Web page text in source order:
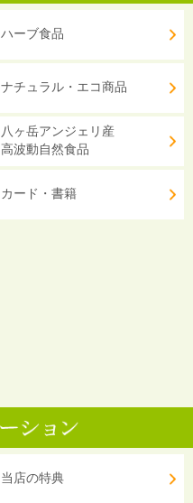
ハーブ食品
ナチュラル・エコ商品
八ヶ岳アンジェリ産
高波動自然食品
カード・書籍
当店の特典